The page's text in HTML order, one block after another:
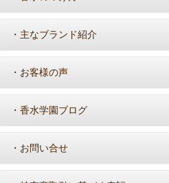
・ 主なブランド紹介
・ お客様の声
・ 香水学園ブログ
・ お問い合せ